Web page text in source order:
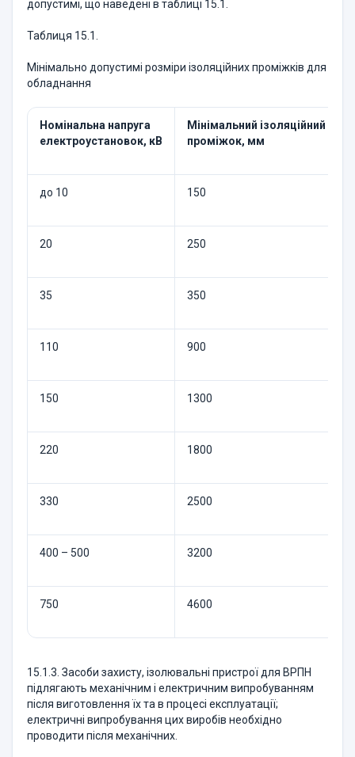
допустимі, що наведені в таблиці 15.1.
Таблиця 15.1.
Мінімально допустимі розміри ізоляційних проміжків для
обладнання
Номінальна напруга
електроустановок, кВ
Мінімальний ізоляційний
проміжок, мм
до 10 150
20 250
35 350
110 900
150 1300
220 1800
330 2500
400 – 500 3200
750 4600
15.1.3. Засоби захисту, ізолювальні пристрої для ВРПН
підлягають механічним і електричним випробуванням
після виготовлення їх та в процесі експлуатації;
електричні випробування цих виробів необхідно
проводити після механічних.